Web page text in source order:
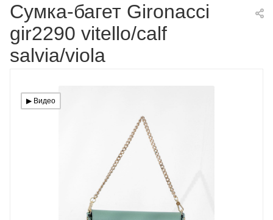
Сумка-багет Gironacci
gir2290 vitello/calf
salvia/viola
▶︎ Видео